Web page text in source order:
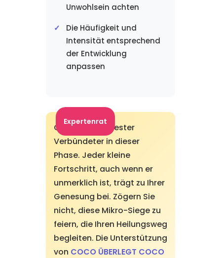
Unwohlsein achten
Die Häufigkeit und
Intensität entsprechend
der Entwicklung
anpassen
Expertenrat
Geduld ist Ihr bester
Verbündeter in dieser
Phase. Jeder kleine
Fortschritt, auch wenn er
unmerklich ist, trägt zu Ihrer
Genesung bei. Zögern Sie
nicht, diese Mikro-Siege zu
feiern, die Ihren Heilungsweg
begleiten. Die Unterstützung
von COCO ÜBERLEGT COCO